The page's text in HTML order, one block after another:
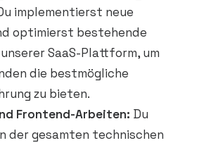
implementierst neue
optimierst bestehende
SaaS-Plattform, um
die bestmögliche
zu bieten.
Frontend-Arbeiten: Du
der gesamten technischen